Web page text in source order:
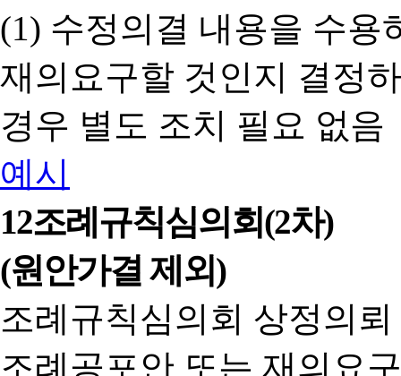
(1) 수정의결 내용을 수용
재의요구할 것인지 결정
경우 별도 조치 필요 없음
예시
12조례규칙심의회(2차)
(원안가결 제외)
조례규칙심의회 상정의
조례공포안 또는 재의요